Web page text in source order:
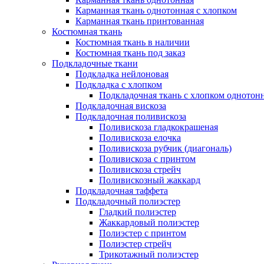
Карманная ткань однотонная с хлопком
Карманная ткань принтованная
Костюмная ткань
Костюмная ткань в наличии
Костюмная ткань под заказ
Подкладочные ткани
Подкладка нейлоновая
Подкладка с хлопком
Подкладочная ткань с хлопком
Подкладочная вискоза
Подкладочная поливискоза
Поливискоза гладкокрашеная
Поливискоза елочка
Поливискоза рубчик (диагональ)
Поливискоза с принтом
Поливискоза стрейч
Поливискозный жаккард
Подкладочная таффета
Подкладочный полиэстер
Гладкий полиэстер
Жаккардовый полиэстер
Полиэстер с принтом
Полиэстер стрейч
Трикотажный полиэстер